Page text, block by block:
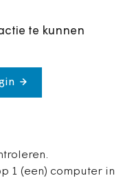
te kunnen
1 (een) computer in